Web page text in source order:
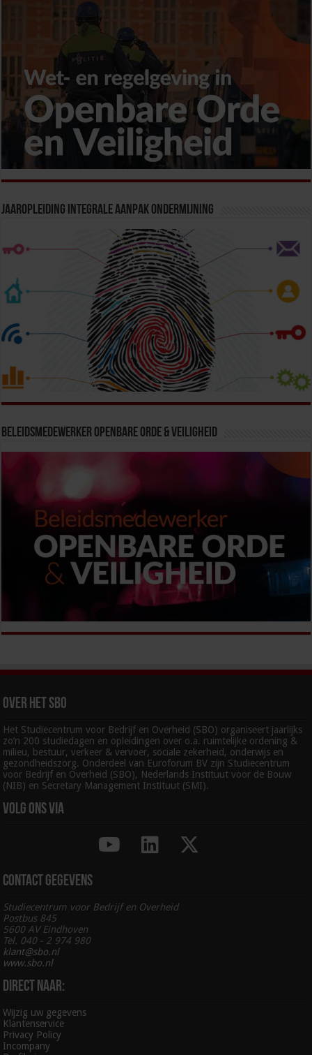
Jaaropleiding Integrale Aanpak Ondermijning
Beleidsmedewerker Openbare Orde & Veiligheid
Over het SBO
Het Studiecentrum voor Bedrijf en Overheid (SBO) organiseert jaarlijks
zo’n 200 studiedagen en opleidingen over o.a. ruimtelijke ordening &
milieu, bestuur, verkeer & vervoer, sociale zekerheid, onderwijs en
gezondheidszorg. Onderdeel van Euroforum BV zijn Studiecentrum
voor Bedrijf en Overheid (SBO), Nederlands Instituut voor de Bouw
(NIB) en Secretary Management Instituut (SMI).
Volg ons via
Contact gegevens
Studiecentrum voor Bedrijf en Overheid
Postbus 845
5600 AV Eindhoven
Tel. 040 - 2 974 980
klant@sbo.nl
www.sbo.nl
Direct naar:
Wijzig uw gegevens
Klantenservice
Privacy Policy
Incompany